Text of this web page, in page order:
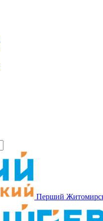
Перший